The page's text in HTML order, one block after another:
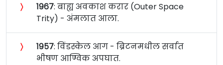
〉 १९६७: बाह्य अवकाश करार (Outer Space
Trity) - अंमलात आला.
〉 १९५७: विंडस्केल आग - ब्रिटनमधील सर्वात
भीषण आण्विक अपघात.